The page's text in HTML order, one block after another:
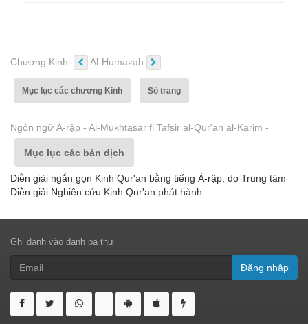
Chương Kinh: Al-Humazah
Mục lục các chương Kinh Số trang
Ngôn ngữ Ả-rập - Al-Mukhtasar fi Tafsir al-Qur'an al-Karim -
Mục lục các bản dịch
Diễn giải ngắn gọn Kinh Qur'an bằng tiếng Ả-rập, do Trung tâm
Diễn giải Nghiên cứu Kinh Qur'an phát hành.
Ghi danh vào danh bạ thư
Đăng nhập